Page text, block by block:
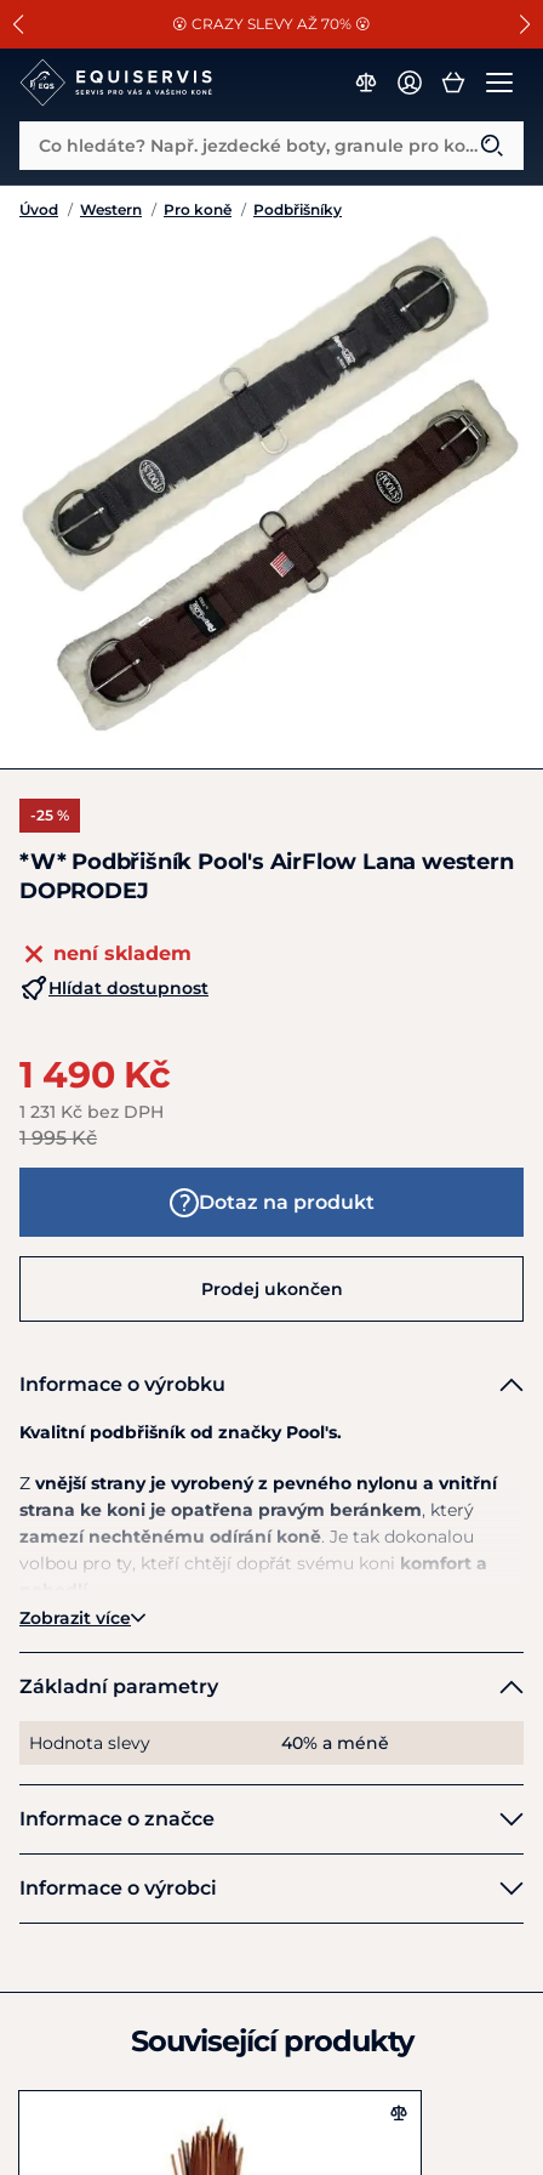
SLEVA 13% na vše od Cassini!
😮 CRAZY SLEVY AŽ 70% 😮
📐Pasování a doplňky k vybraným sedlům ZDARMA 🐴
Co hledáte? Např. jezdecké boty, granule pro koně...
Úvod / Western / Pro koně / Podbřišníky
-25 %
*W* Podbřišník Pool's AirFlow Lana western
DOPRODEJ
není skladem
Hlídat dostupnost
1 490 Kč
1 231 Kč bez DPH
1 995 Kč
Dotaz na produkt
Prodej ukončen
Informace o výrobku
Kvalitní podbřišník od značky Pool's.
Z vnější strany je vyrobenýz pevného nylonu a vnitřní
strana ke koni je opatřena pravým beránkem, který
zamezí nechtěnému odírání koně. Je tak dokonalou
volbou pro ty, kteří chtějí dopřát svému koni komfort a
Zobrazit více
Základní parametry
Hodnota slevy 40% a méně
Informace o značce
Pool's
Informace o výrobci
via Citernese 112
info@amahorse.com
Související produkty